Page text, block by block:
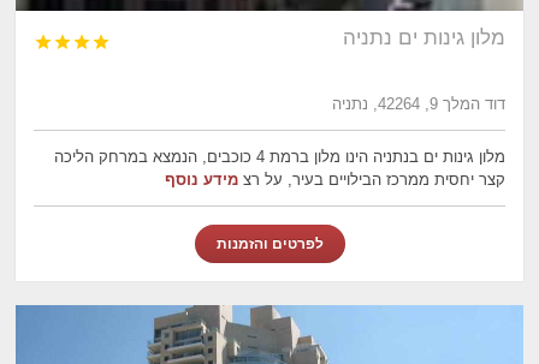
מלון גינות ים נתניה 



דוד המלך 9, 42264, נתניה
מלון גינות ים בנתניה הינו מלון ברמת 4 כוכבים, הנמצא במרחק הליכה
קצר יחסית ממרכז הבילויים בעיר, על רצמידע נוסף
לפרטים והזמנות